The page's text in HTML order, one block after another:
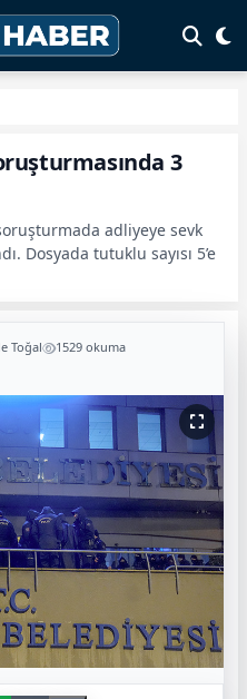
3
adliyeye sevk
Dosyada tutuklu sayısı 5’e
Toğal 1529 okuma